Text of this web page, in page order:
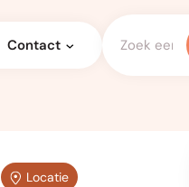
Contact
Locatie